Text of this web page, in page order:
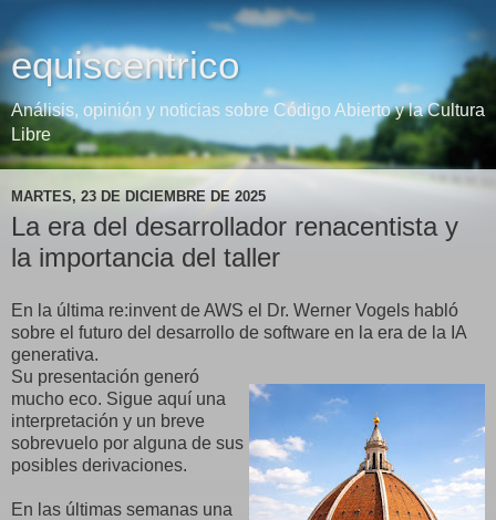
equiscentrico
Análisis, opinión y noticias sobre Código Abierto y la Cultura
Libre
MARTES, 23 DE DICIEMBRE DE 2025
La era del desarrollador renacentista y
la importancia del taller
En la última re:invent de AWS el Dr. Werner Vogels habló
sobre el futuro del desarrollo de software en la era de la IA
generativa.
Su presentación generó
mucho eco. Sigue aquí una
interpretación y un breve
sobrevuelo por alguna de sus
posibles derivaciones.
En las últimas semanas una